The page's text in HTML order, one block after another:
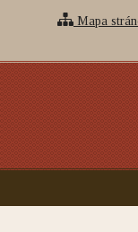
Mapa